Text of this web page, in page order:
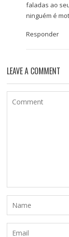
faladas ao
ninguém é
Responder
LEAVE A COMMENT